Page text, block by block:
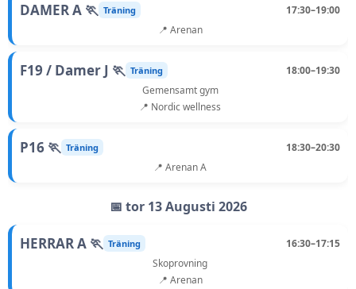
DAMER A 🏃 Träning
17:30–19:00
📍 Arenan
F19 / Damer J 🏃 Träning
18:00–19:30
Gemensamt gym
📍 Nordic wellness
P16 🏃 Träning
18:30–20:30
📍 Arenan A
📅 tor 13 Augusti 2026
HERRAR A 🏃 Träning
16:30–17:15
Skoprovning
📍 Arenan